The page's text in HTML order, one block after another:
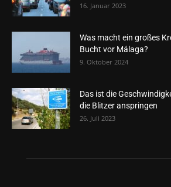
16. Januar 2023
Was macht ein großes
Bucht vor Málaga?
9. Oktober 2024
Das ist die
die Blitzer anspringen
26. Juli 2023